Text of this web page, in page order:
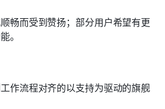
畅而受到赞扬；部分用户希望有更
。
作流程对齐的以支持为驱动的旗舰